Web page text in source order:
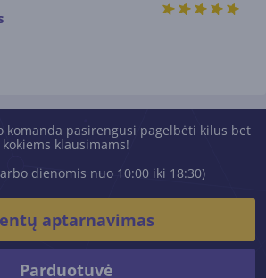
komanda pasirengusi pagelbėti kilus bet
kokiems klausimams!
dienomis nuo 10:00 iki 18:30)
aptarnavimas
Parduotuvė